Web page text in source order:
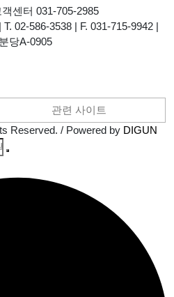
센터 031-705-2985
| T. 02-586-3538 | F. 031-715-9942 |
당A-0905
관련 사이트
Reserved. / Powered by DIGUN